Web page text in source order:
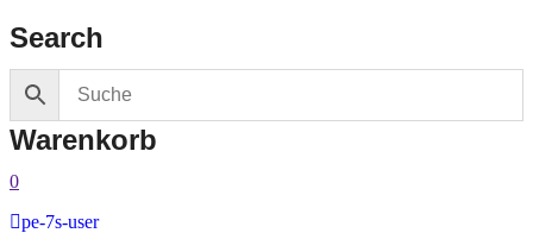
Search
Warenkorb
0
pe-7s-user